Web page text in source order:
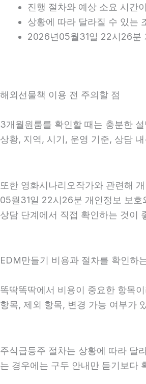
진행 절차와 예상 소요 시간
상황에 따라 달라질 수 있는
2026년05월31일 22시26분
해외선물책 이용 전 주의할 점
3개월원룸를 확인할 때는 충분한
상황, 지역, 시기, 운영 기준, 상담
또한 영화시나리오작가와 관련해
05월31일 22시26분 개인정보 보호
상담 단계에서 직접 확인하는 것이
EDM만들기 비용과 절차를 확인하
똑딱똑딱에서 비용이 중요한 항목
항목, 제외 항목, 변경 가능 여부가
주식급등주 절차는 상황에 따라 달
는 경우에는 구두 안내만 듣기보다